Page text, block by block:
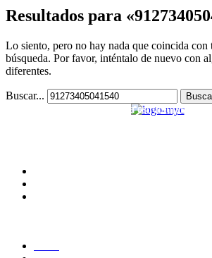
Resultados para «
Lo siento, pero no hay nada que coincida con
búsqueda. Por favor, inténtalo de nuevo con
diferentes.
Buscar...
Su aliado estratégico, para estructurar y